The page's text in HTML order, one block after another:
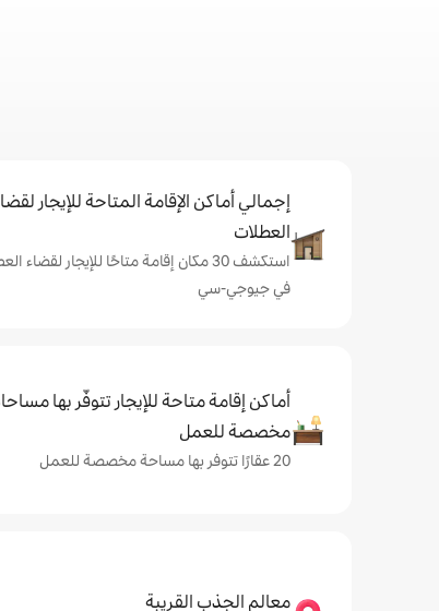
إجمالي أماكن الإقامة المتاحة للإيجار
العطلات
استكشف 30 مكان إقامة متاحًا للإيجار لقضاء
في جيوجي-سي
أماكن إقامة متاحة للإيجار تتوفّر بها
مخصصة للعمل
20 عقارًا تتوفر بها مساحة مخصصة للعمل
معالم الجذب القريبة